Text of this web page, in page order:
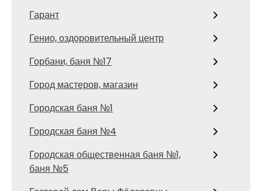
Гарант
Генио, оздоровительный центр
Горбани, баня №17
Город мастеров, магазин
Городская баня №1
Городская баня №4
Городская общественная баня №1,
баня №5